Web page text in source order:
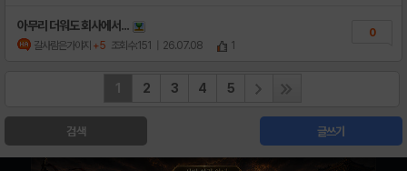
아무리 더워도 회사에서...
갈사람은가야지 +5 조회수:151 | 26.07.08 1
0
1 2 3 4 5
검색 글쓰기